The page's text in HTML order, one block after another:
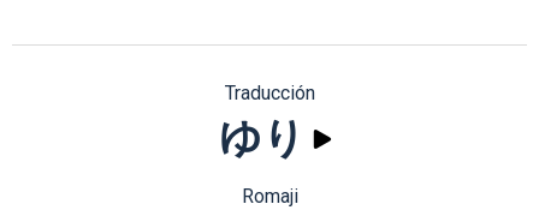
Traducción
ゆり
Romaji